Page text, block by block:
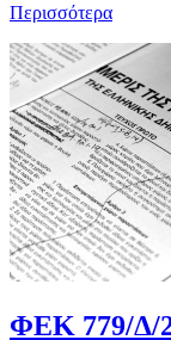
Περισσότερα
ΦΕΚ 779/Δ/